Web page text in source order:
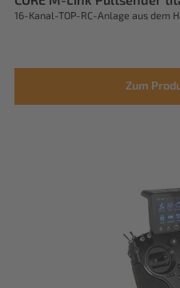
16-Kanal-TOP-RC-Anlage aus dem
Zum